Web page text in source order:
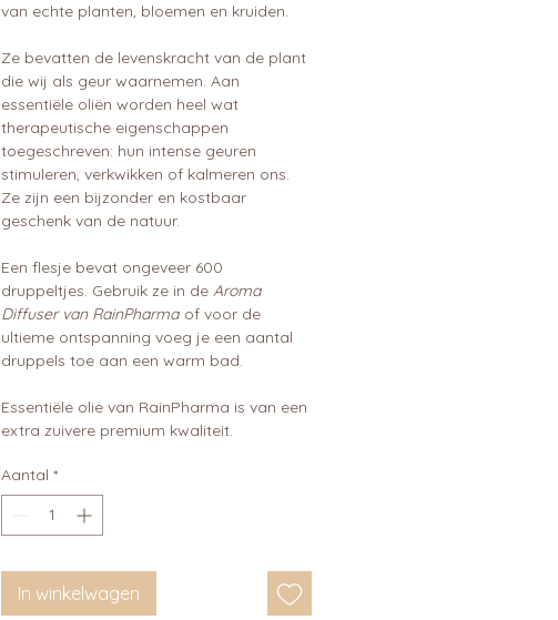
van echte planten, bloemen en kruiden.
Ze bevatten de levenskracht van de plant
die wij als geur waarnemen. Aan
essentiële oliën worden heel wat
therapeutische eigenschappen
toegeschreven: hun intense geuren
stimuleren, verkwikken of kalmeren ons.
Ze zijn een bijzonder en kostbaar
geschenk van de natuur.
Een flesje bevat ongeveer 600
druppeltjes. Gebruik ze in de Aroma
Diffuser van RainPharma of voor de
ultieme ontspanning voeg je een aantal
druppels toe aan een warm bad.
Essentiële olie van RainPharma is van een
extra zuivere premium kwaliteit.
Aantal *
In winkelwagen